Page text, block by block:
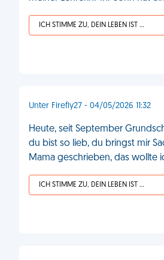
ICH STIMME ZU, DEIN LEBEN IST SCHEISSE
Unter Firefly27 - 04/05/2026 11:32
Heute, seit September
du bist so lieb, du bringst mir
Mama geschrieben, das wollte
ICH STIMME ZU, DEIN LEBEN IST SCHEISSE